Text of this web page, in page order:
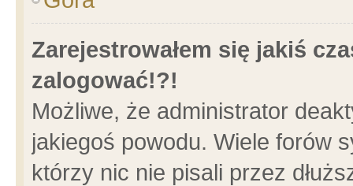
Zarejestrowałem się jakiś
zalogować!?!
Możliwe, że administrator
jakiegoś powodu. Wiele forów
którzy nic nie pisali przez